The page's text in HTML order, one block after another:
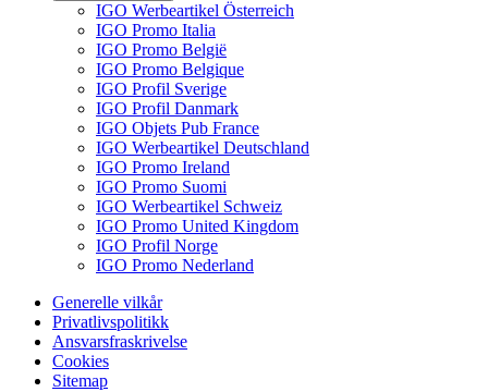
IGO Werbeartikel Österreich
IGO Promo Italia
IGO Promo België
IGO Promo Belgique
IGO Profil Sverige
IGO Profil Danmark
IGO Objets Pub France
IGO Werbeartikel Deutschland
IGO Promo Ireland
IGO Promo Suomi
IGO Werbeartikel Schweiz
IGO Promo United Kingdom
IGO Profil Norge
IGO Promo Nederland
Generelle vilkår
Privatlivspolitikk
Ansvarsfraskrivelse
Cookies
Sitemap